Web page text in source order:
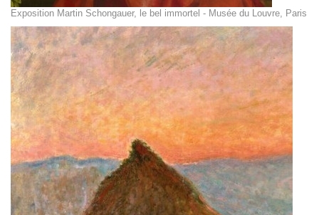
Exposition Martin Schongauer, le bel immortel - Musée du Louvre, Paris